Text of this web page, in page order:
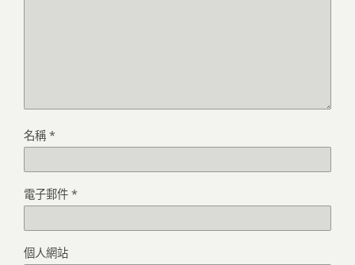
名稱 *
電子郵件 *
個人網站